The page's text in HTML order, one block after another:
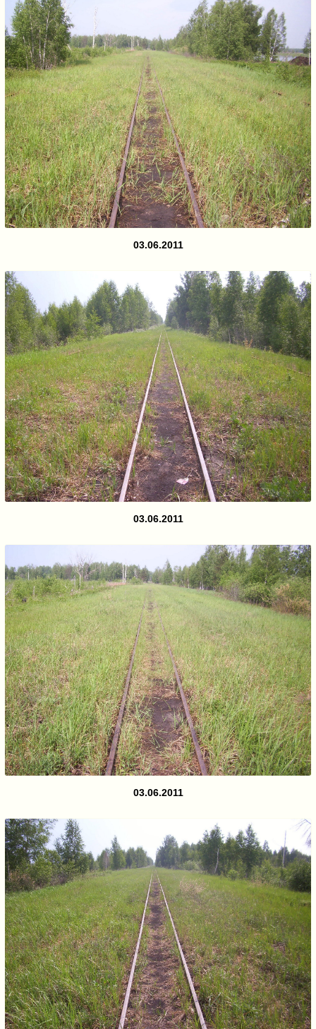
03.06.2011
03.06.2011
03.06.2011